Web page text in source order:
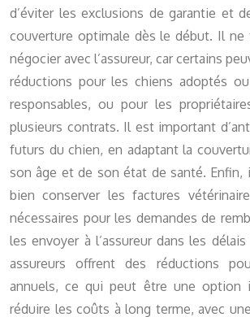
d’éviter les exclusions de garantie et
couverture optimale dès le début. Il ne
négocier avec l’assureur, car certains
réductions pour les chiens adoptés ou
responsables, ou pour les
plusieurs contrats. Il est important
futurs du chien, en adaptant la
son âge et de son état de santé. Enfin,
bien conserver les factures
nécessaires pour les demandes de
les envoyer à l’assureur dans les
assureurs offrent des réductions
annuels, ce qui peut être une option
réduire les coûts à long terme, avec